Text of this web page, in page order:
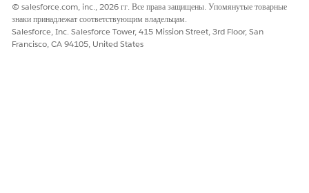
© salesforce.com, inc., 2026 гг. Все права защищены. Упомянутые товарные
знаки принадлежат соответствующим владельцам.
Salesforce, Inc. Salesforce Tower, 415 Mission Street, 3rd Floor, San
Francisco, CA 94105, United States